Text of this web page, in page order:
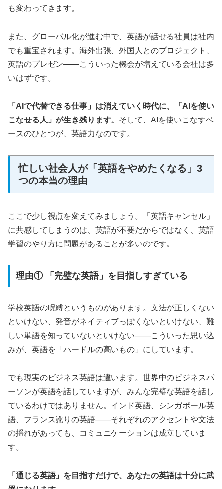
も変わってきます。
また、グローバル化が進む中で、英語が話せる社員は社内
でも重宝されます。海外出張、外国人とのプロジェクト、
英語のプレゼン——こういった機会が増えている会社は多
いはずです。
「AIで代替できる仕事」は消えていく時代に、「AIを使い
こなせる人」が生き残ります。 そして、AIを使いこなすベ
ースのひとつが、英語力なのです。
忙しい社会人が「英語をやめたくなる」3
つの本当の理由
ここで少し視点を変えてみましょう。「英語キャンセル」
に共感してしまうのは、英語が不要だからではなく、英語
学習のやり方に問題があることが多いのです。
理由① 「完璧な英語」を目指しすぎている
学校英語の呪縛というものがあります。文法が正しくない
といけない、発音がネイティブっぽくないといけない、難
しい単語を知っていないといけない——こういった思い込
みが、英語を「ハードルの高いもの」にしています。
でも現実のビジネス英語は違います。世界中のビジネスパ
ーソンが英語を話していますが、みんな完璧な英語を話し
ているわけではありません。インド英語、シンガポール英
語、フランス訛りの英語——それぞれのアクセントや文法
の揺れがあっても、コミュニケーションは成立していま
す。
「通じる英語」を目指すだけで、あなたの英語は十分に武